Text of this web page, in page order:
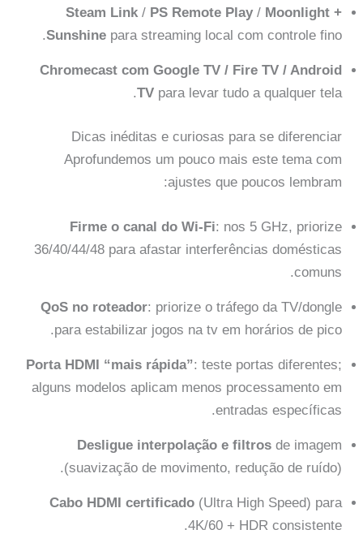
Steam Link/ PS Remote Play/ Moonlight +
Sunshinepara streaming local com controle fino.
Chromecast com Google TV / Fire TV / Android
TVpara levar tudo a qualquer tela.
Dicas inéditas e curiosas para se diferenciar
Aprofundemos um pouco mais este tema com
ajustes que poucos lembram:
Firme o canal do Wi-Fi: nos 5 GHz, priorize
36/40/44/48 para afastar interferências domésticas
comuns.
QoS no roteador: priorize o tráfego da TV/dongle
para estabilizar jogos na tv em horários de pico.
Porta HDMI “mais rápida”: teste portas diferentes;
alguns modelos aplicam menos processamento em
entradas específicas.
Desligue interpolação e filtrosde imagem
(suavização de movimento, redução de ruído).
Cabo HDMI certificado(Ultra High Speed) para
4K/60 + HDR consistente.